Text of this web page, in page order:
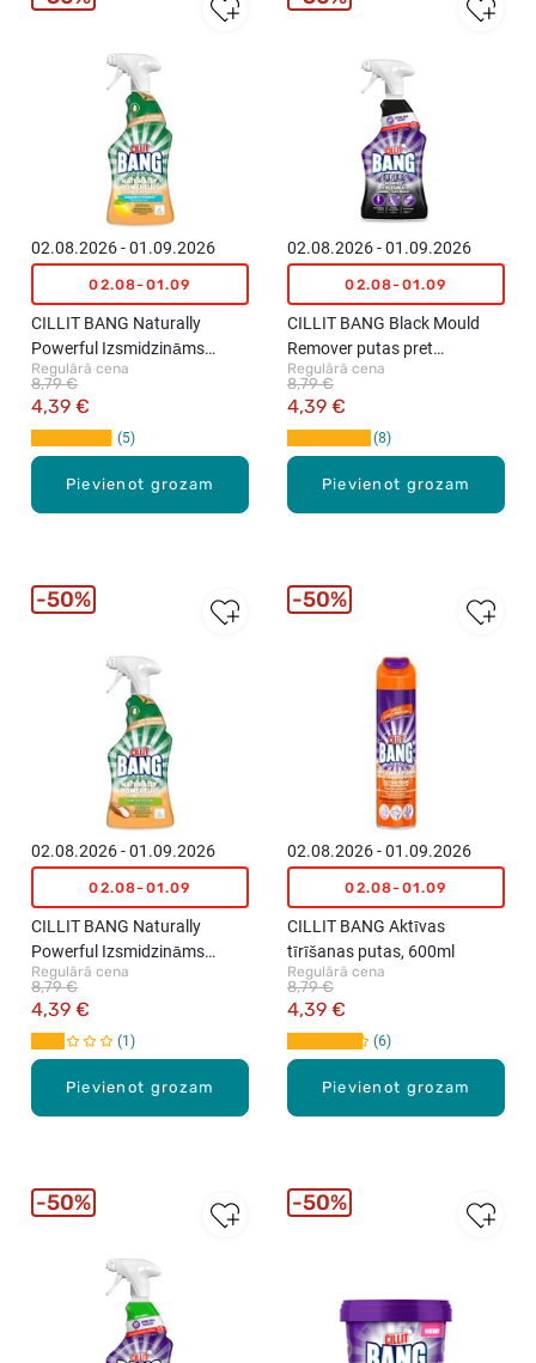
Pievienot grozam
02.08.2026 - 01.09.2026
02.08-01.09
CILLIT BANG Naturally
Powerful Izsmidzināms
vannas istabas tīrīšanas
līdzeklis, 750ml
Regulārā cena
4,39 €
8,79 €
5
Pievienot grozam
02.08.2026 - 01.09.2026
02.08-01.09
CILLIT BANG Black Mould
Remover putas pret
pelējumu, 750ml
Regulārā cena
4,39 €
8,79 €
8
Pievienot grozam
02.08.2026 - 01.09.2026
02.08-01.09
CILLIT BANG Naturally
Powerful Izsmidzināms
virtuves tīrīšanas līdzeklis,
750ml
Regulārā cena
4,39 €
8,79 €
1
50%
Pievienot grozam
02.08.2026 - 01.09.2026
02.08-01.09
CILLIT BANG Aktīvas
tīrīšanas putas, 600ml
Regulārā cena
4,39 €
8,79 €
6
50%
50% 50%